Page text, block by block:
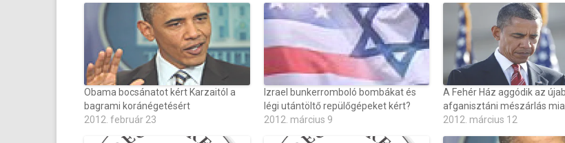
Obama bocsánatot kért Karzaitól a
bagrami koránégetésért
2012. február 23
Izrael bunkerromboló bombákat és
légi utántöltő repülőgépeket kért?
2012. március 9
A Fehér Ház aggódik az
afganisztáni mészárlás
2012. március 12